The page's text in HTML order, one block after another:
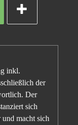
inkl.
der
Der
sich
macht sich